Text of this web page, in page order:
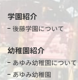
学園紹介
後藤学園について
幼稚園紹介
あゆみ幼稚園について
あゆみ幼稚園